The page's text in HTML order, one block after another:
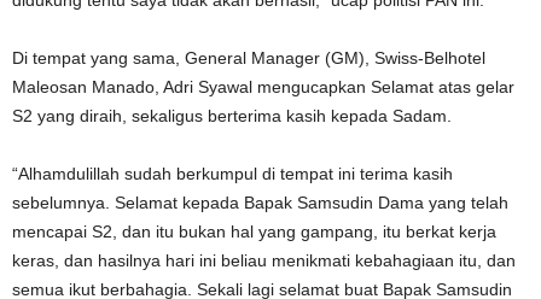
Di tempat yang sama, General Manager (GM), Swiss-Belhotel
Maleosan Manado, Adri Syawal mengucapkan Selamat atas gelar
S2 yang diraih, sekaligus berterima kasih kepada Sadam.
“Alhamdulillah sudah berkumpul di tempat ini terima kasih
sebelumnya. Selamat kepada Bapak Samsudin Dama yang telah
mencapai S2, dan itu bukan hal yang gampang, itu berkat kerja
keras, dan hasilnya hari ini beliau menikmati kebahagiaan itu, dan
semua ikut berbahagia. Sekali lagi selamat buat Bapak Samsudin